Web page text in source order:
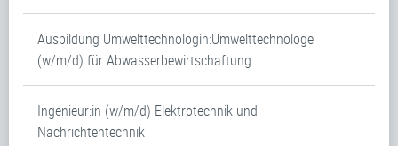
Ausbildung Umwelttechnologin:Umwelttechnologe
(w/m/d) für Abwasserbewirtschaftung
Ingenieur:in (w/m/d) Elektrotechnik und
Nachrichtentechnik